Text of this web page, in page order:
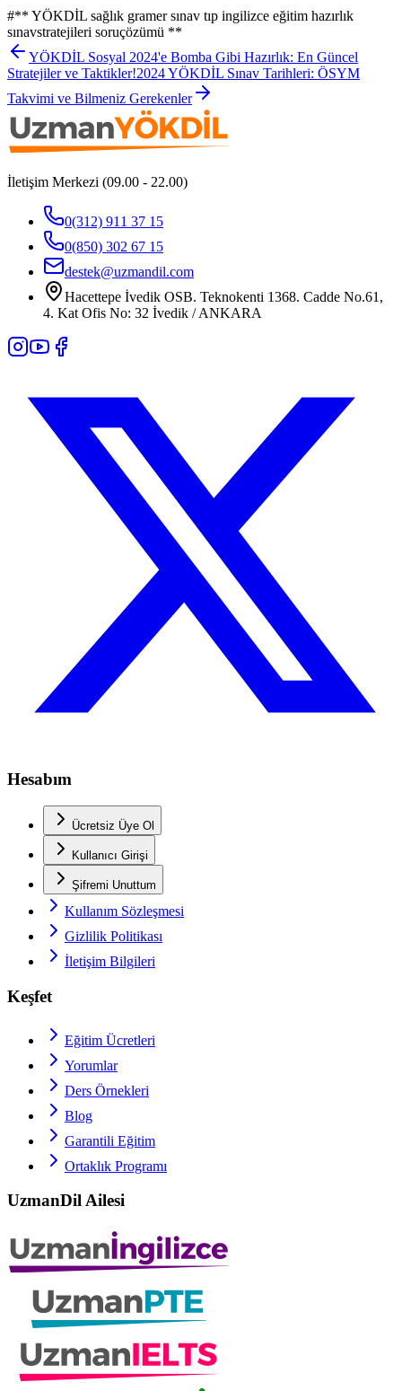
#** YÖKDİL sağlık gramer sınav tıp ingilizce eğitim hazırlık
sınavstratejileri soruçözümü **
YÖKDİL Sosyal 2024'e Bomba Gibi Hazırlık: En Güncel
Stratejiler ve Taktikler!2024 YÖKDİL Sınav Tarihleri: ÖSYM
Takvimi ve Bilmeniz Gerekenler
İletişim Merkezi (09.00 - 22.00)
0(312) 911 37 15
0(850) 302 67 15
destek@uzmandil.com
Hacettepe İvedik OSB. Teknokenti 1368. Cadde No.61,
4. Kat Ofis No: 32 İvedik / ANKARA
Hesabım
Ücretsiz Üye Ol
Kullanıcı Girişi
Şifremi Unuttum
Kullanım Sözleşmesi
Gizlilik Politikası
İletişim Bilgileri
Keşfet
Eğitim Ücretleri
Yorumlar
Ders Örnekleri
Blog
Garantili Eğitim
Ortaklık Programı
UzmanDil Ailesi